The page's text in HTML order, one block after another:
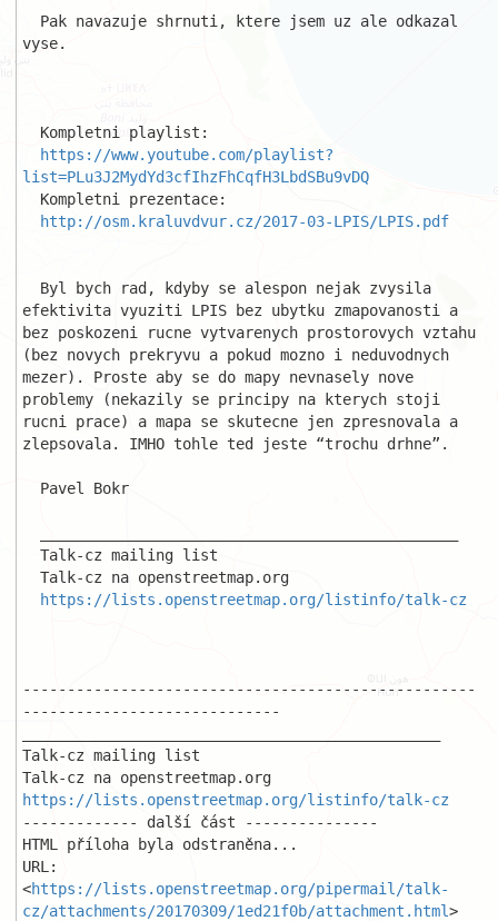
vyse.
https://www.youtube.com/playlist?
list=PLu3J2MydYd3cfIhzFhCqfH3LbdSBu9vDQ
http://osm.kraluvdvur.cz/2017-03-LPIS/LPIS.pdf
efektivita vyuziti LPIS bez ubytku zmapovanosti a
bez poskozeni rucne vytvarenych prostorovych vztahu
(bez novych prekryvu a pokud mozno i neduvodnych
mezer). Proste aby se do mapy nevnasely nove
problemy (nekazily se principy na kterych stoji
rucni prace) a mapa se skutecne jen zpresnovala a
zlepsovala. IMHO tohle ted jeste “trochu drhne”.
https://lists.openstreetmap.org/listinfo/talk-cz
---------------------------------------------------
-----------------------------
Talk-cz mailing list
https://lists.openstreetmap.org/listinfo/talk-cz
------------- další část ---------------
HTML příloha byla odstraněna...
URL:
<https://lists.openstreetmap.org/pipermail/talk-
cz/attachments/20170309/1ed21f0b/attachment.html>